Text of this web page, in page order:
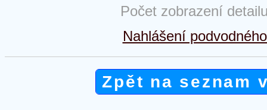
Počet zobrazení
Nahlášení
Zpět na seznam